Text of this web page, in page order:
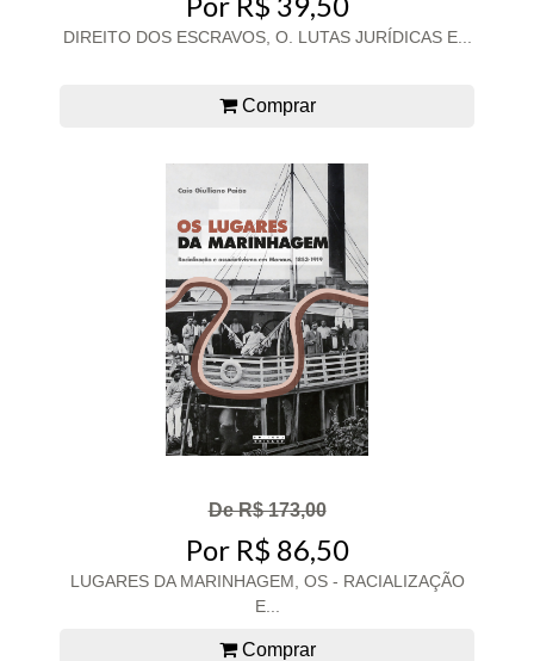
DIREITO DOS ESCRAVOS, O. LUTAS JURÍDICAS E...
Comprar
De R$ 173,00
Por R$ 86,50
LUGARES DA MARINHAGEM, OS - RACIALIZAÇÃO
E...
Comprar